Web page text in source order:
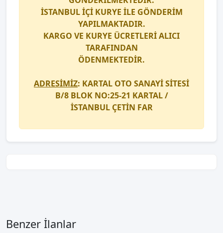
İSTANBUL İÇİ KURYE İLE GÖNDERİM
YAPILMAKTADIR.
KARGO VE KURYE ÜCRETLERİ ALICI
TARAFINDAN
ÖDENMEKTEDİR.
ADRESİMİZ: KARTAL OTO SANAYİ SİTESİ
B/8 BLOK NO:25-21 KARTAL /
İSTANBUL ÇETİN FAR
Benzer İlanlar